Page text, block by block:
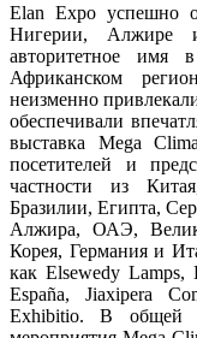
Elan Expo успешно
Нигерии, Алжире
авторитетное
имя в
Африканском
неизменно
обеспечивали
выставка Mega Clima
посетителей
и
частности
из Китая
Бразилии, Египта,
Алжира, ОАЭ,
Корея, Германия и
как Elsewedy Lamps,
España, Jiaxipera
Exhibitio. В общей